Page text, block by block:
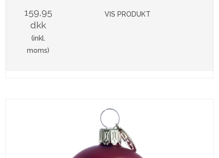
159,95
dkk
(inkl.
moms)
VIS PRODUKT